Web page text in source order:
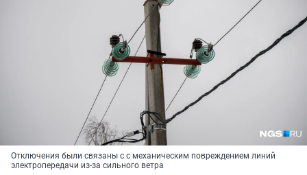
Отключения были связаны с с механическим повреждением линий
электропередачи из-за сильного ветра